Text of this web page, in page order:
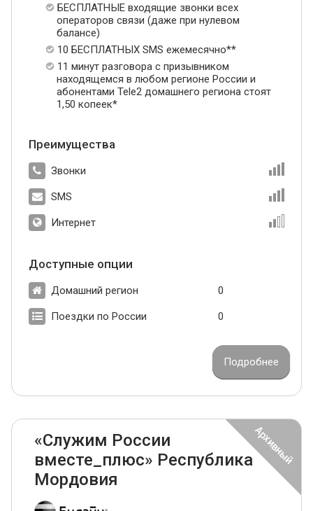
БЕСПЛАТНЫЕ входящие звонки всех
операторов связи (даже при нулевом
балансе)
10 БЕСПЛАТНЫХ SMS ежемесячно**
11 минут разговора с призывником
находящемся в любом регионе России и
абонентами Tele2 домашнего региона стоят
1,50 копеек*
Преимущества
Звонки
SMS
Интернет
Доступные опции
Домашний регион 0
Поездки по России 0
Подробнее
«Служим России
вместе_плюс» Республика
Мордовия